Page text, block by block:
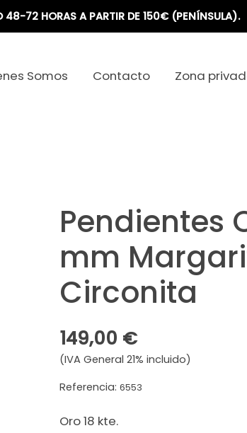
48-72 HORAS A PARTIR DE 150€ (PENÍNSULA).
Somos Contacto Zona
Pendientes
mm
Circonita
149,00 €
(IVA General 21% incluido)
Referencia:6553
Oro 18 kte.